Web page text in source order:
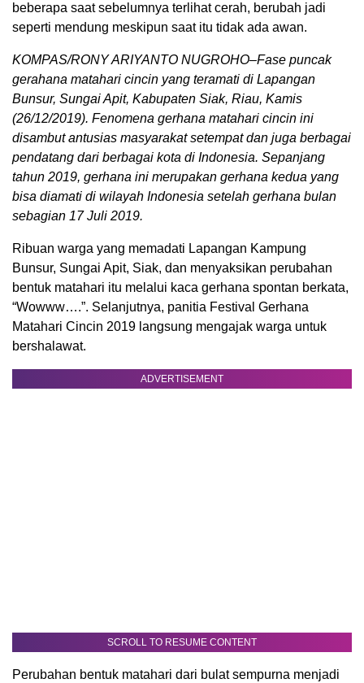
beberapa saat sebelumnya terlihat cerah, berubah jadi
seperti mendung meskipun saat itu tidak ada awan.
KOMPAS/RONY ARIYANTO NUGROHO–Fase puncak
gerahana matahari cincin yang teramati di Lapangan
Bunsur, Sungai Apit, Kabupaten Siak, Riau, Kamis
(26/12/2019). Fenomena gerhana matahari cincin ini
disambut antusias masyarakat setempat dan juga berbagai
pendatang dari berbagai kota di Indonesia. Sepanjang
tahun 2019, gerhana ini merupakan gerhana kedua yang
bisa diamati di wilayah Indonesia setelah gerhana bulan
sebagian 17 Juli 2019.
Ribuan warga yang memadati Lapangan Kampung
Bunsur, Sungai Apit, Siak, dan menyaksikan perubahan
bentuk matahari itu melalui kaca gerhana spontan berkata,
“Wowww….”. Selanjutnya, panitia Festival Gerhana
Matahari Cincin 2019 langsung mengajak warga untuk
bershalawat.
ADVERTISEMENT
SCROLL TO RESUME CONTENT
Perubahan bentuk matahari dari bulat sempurna menjadi